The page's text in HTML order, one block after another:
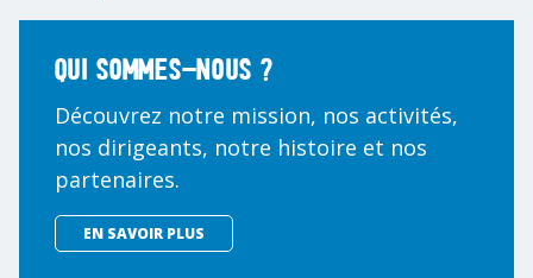
Qui sommes-nous ?
Découvrez notre mission, nos activités,
nos dirigeants, notre histoire et nos
partenaires.
EN SAVOIR PLUS